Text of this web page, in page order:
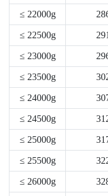
≤ 22000g
≤ 22500g
≤ 23000g
≤ 23500g
≤ 24000g
≤ 24500g
≤ 25000g
≤ 25500g
≤ 26000g